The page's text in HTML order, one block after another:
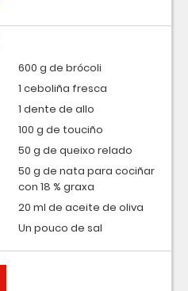
600 g de brócoli
1 ceboliña fresca
1 dente de allo
100 g de touciño
50 g de queixo relado
50 g de nata para cociñar
con 18 % graxa
20 ml de aceite de oliva
Un pouco de sal